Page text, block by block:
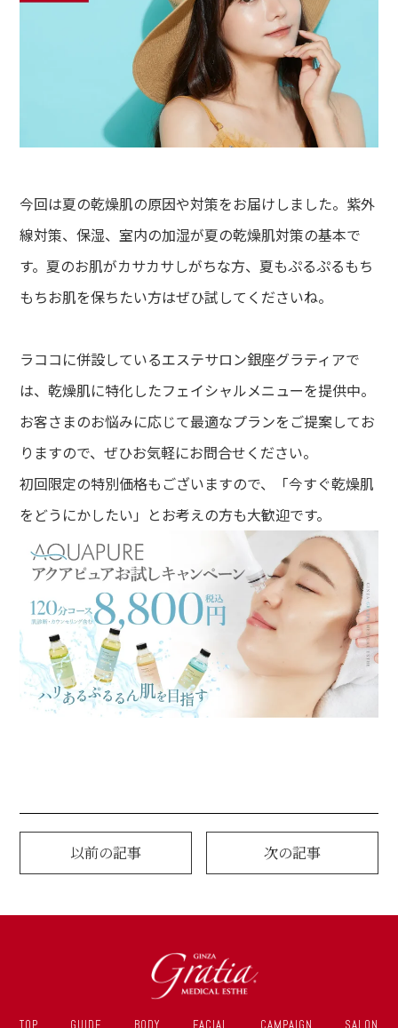
今回は夏の乾燥肌の原因や対策をお届けしました。紫外
線対策、保湿、室内の加湿が夏の乾燥肌対策の基本で
す。夏のお肌がカサカサしがちな方、夏もぷるぷるもち
もちお肌を保ちたい方はぜひ試してくださいね。
ラココに併設しているエステサロン銀座グラティアで
は、乾燥肌に特化したフェイシャルメニューを提供中。
お客さまのお悩みに応じて最適なプランをご提案してお
りますので、ぜひお気軽にお問合せください。
初回限定の特別価格もございますので、「今すぐ乾燥肌
をどうにかしたい」とお考えの方も大歓迎です。
以前の記事 次の記事
TOP GUIDE BODY FACIAL CAMPAIGN SALON